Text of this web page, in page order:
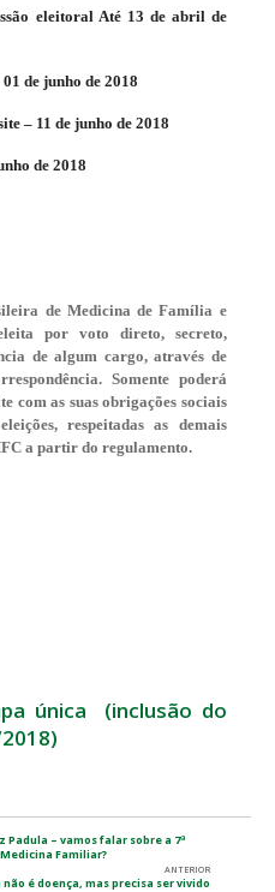
eleitoral Até 13 de abril de
01 de junho de 2018
– 11 de junho de 2018
de 2018
de Medicina de Família e
por voto direto, secreto,
de algum cargo, através de
Somente poderá
com as suas obrigações sociais
respeitadas as demais
a partir do regulamento.
única (inclusão do
Padula – vamos falar sobre a 7ª
Familiar?
ANTERIOR
não é doença, mas precisa ser vivido